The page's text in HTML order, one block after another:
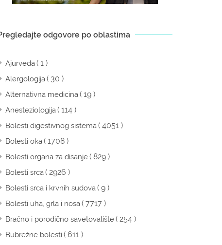
odgovore po oblastima
Ajurveda( 1 )
Alergologija( 30 )
Alternativna medicina( 19 )
Anesteziologija( 114 )
Bolesti digestivnog sistema( 4051 )
Bolesti oka( 1708 )
Bolesti organa za disanje( 829 )
Bolesti srca( 2926 )
Bolesti srca i krvnih sudova( 9 )
Bolesti uha, grla i nosa( 7717 )
Bračno i porodično savetovalište( 254 )
Bubrežne bolesti( 611 )